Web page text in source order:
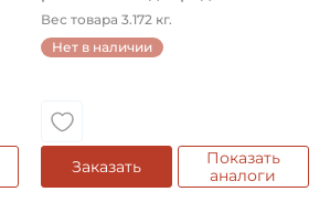
конический ...
Вес товара 3.172 кг.
Нет в наличии
Заказать
Показать
аналоги